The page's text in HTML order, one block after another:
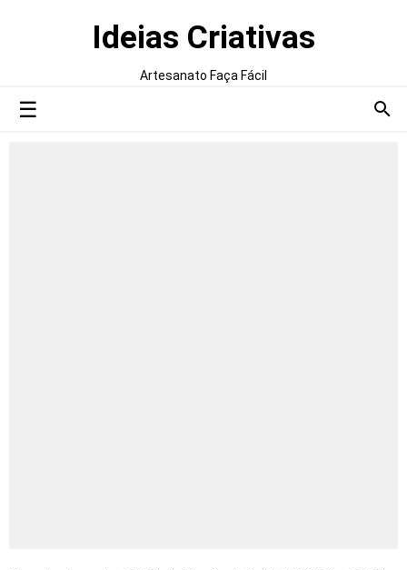
Ideias Criativas
Artesanato Faça Fácil